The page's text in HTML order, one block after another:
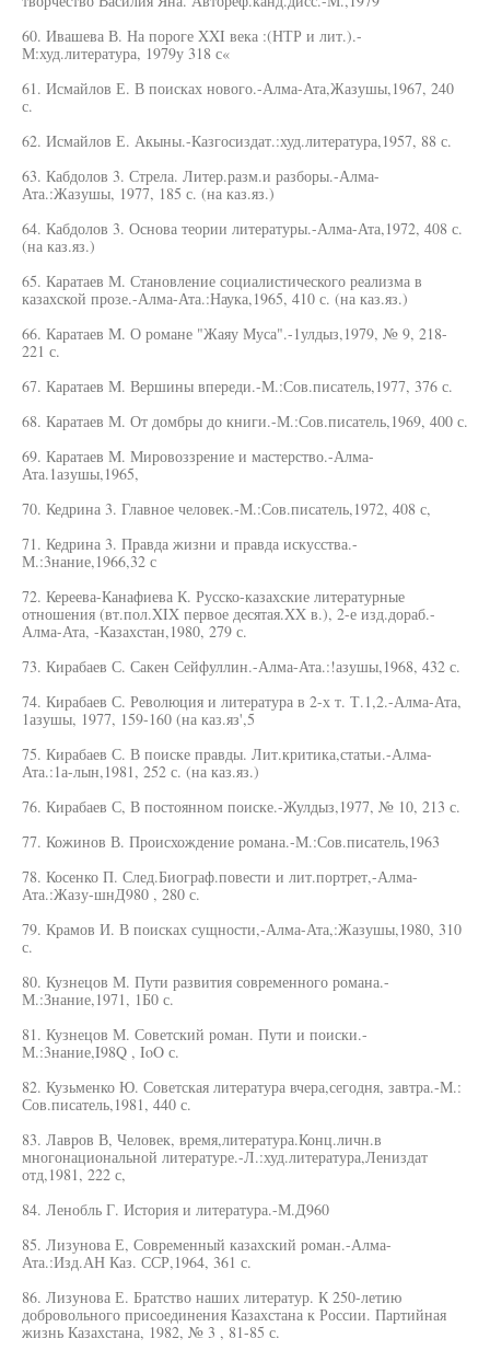
60. Ивашева В. На пороге XXI века :(НТР и лит.).-
М:худ.литература, 1979у 318 с«
61. Исмайлов Е. В поисках нового.-Алма-Ата,Жазушы,1967, 240
с.
62. Исмайлов Е. Акыны.-Казгосиздат.:худ.литература,1957, 88 с.
63. Кабдолов 3. Стрела. Литер.разм.и разборы.-Алма-
Ата.:Жазушы, 1977, 185 с. (на каз.яз.)
64. Кабдолов 3. Основа теории литературы.-Алма-Ата,1972, 408 с.
(на каз.яз.)
65. Каратаев М. Становление социалистического реализма в
казахской прозе.-Алма-Ата.:Наука,1965, 410 с. (на каз.яз.)
66. Каратаев М. О романе "Жаяу Муса".-1улдыз,1979, № 9, 218-
221 с.
67. Каратаев М. Вершины впереди.-М.:Сов.писатель,1977, 376 с.
68. Каратаев М. От домбры до книги.-М.:Сов.писатель,1969, 400 с.
69. Каратаев М. Мировоззрение и мастерство.-Алма-
Ата.1азушы,1965,
70. Кедрина 3. Главное человек.-М.:Сов.писатель,1972, 408 с,
71. Кедрина 3. Правда жизни и правда искусства.-
М.:3нание,1966,32 с
72. Кереева-Канафиева К. Русско-казахские литературные
отношения (вт.пол.XIX первое десятая.XX в.), 2-е изд.дораб.-
Алма-Ата, -Казахстан,1980, 279 с.
73. Кирабаев С. Сакен Сейфуллин.-Алма-Ата.:!азушы,1968, 432 с.
74. Кирабаев С. Революция и литература в 2-х т. Т.1,2.-Алма-Ата,
1азушы, 1977, 159-160 (на каз.яз',5
75. Кирабаев С. В поиске правды. Лит.критика,статьи.-Алма-
Ата.:1а-лын,1981, 252 с. (на каз.яз.)
76. Кирабаев С, В постоянном поиске.-Жулдыз,1977, № 10, 213 с.
77. Кожинов В. Происхождение романа.-М.:Сов.писатель,1963
78. Косенко П. След.Биограф.повести и лит.портрет,-Алма-
Ата.:Жазу-шнД980 , 280 с.
79. Крамов И. В поисках сущности,-Алма-Ата,:Жазушы,1980, 310
с.
80. Кузнецов М. Пути развития современного романа.-
М.:Знание,1971, 1Б0 с.
81. Кузнецов М. Советский роман. Пути и поиски.-
М.:3нание,I98Q , IoO с.
82. Кузьменко Ю. Советская литература вчера,сегодня, завтра.-М.:
Сов.писатель,1981, 440 с.
83. Лавров В, Человек, время,литература.Конц.личн.в
многонациональной литературе.-Л.:худ.литература,Лениздат
отд,1981, 222 с,
84. Ленобль Г. История и литература.-М.Д960
85. Лизунова Е, Современный казахский роман.-Алма-
Ата.:Изд.АН Каз. ССР,1964, 361 с.
86. Лизунова Е. Братство наших литератур. К 250-летию
добровольного присоединения Казахстана к России. Партийная
жизнь Казахстана, 1982, № 3 , 81-85 с.